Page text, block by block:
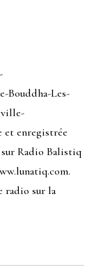
Bouddha-Les-
enregistrée
Radio Balistiq
radio sur la